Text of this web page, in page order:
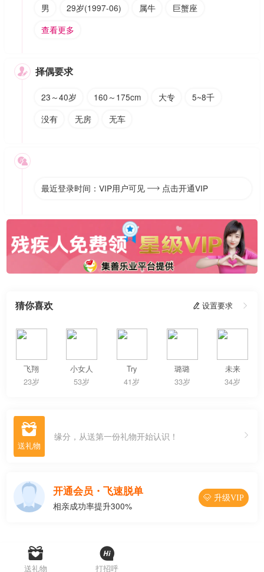
男 29岁(1997-06) 属牛
巨蟹座
查看更多
 择偶要求
23～40岁 160～175cm 大专
5~8千
没有
无房 无车

最近登录时间：VIP用户可见  点击开通VIP
猜你喜欢  设置要求 
飞翔
23岁
小女人
53岁
Try
41岁
璐璐
33岁
未来
34岁
 缘分，从送第一份礼物开始认识！
开通会员・飞速脱单
相亲成功率提升300%
 升级VIP

送礼物

打招呼